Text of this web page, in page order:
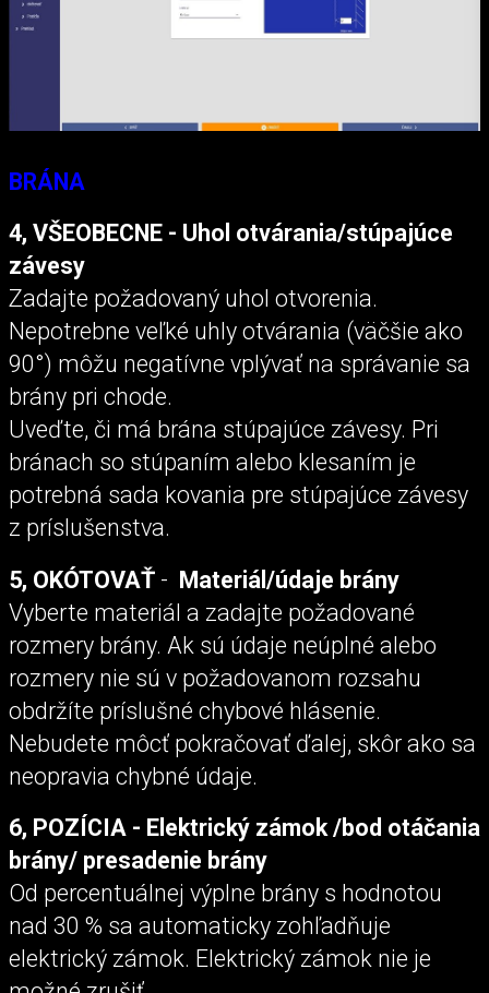
BRÁNA
4, VŠEOBECNE - Uhol otvárania/stúpajúce
závesy
Zadajte požadovaný uhol otvorenia.
Nepotrebne veľké uhly otvárania (väčšie ako
90°) môžu negatívne vplývať na správanie sa
brány pri chode.
Uveďte, či má brána stúpajúce závesy. Pri
bránach so stúpaním alebo klesaním je
potrebná sada kovania pre stúpajúce závesy
z príslušenstva.
5, OKÓTOVAŤ - Materiál/údaje brány
Vyberte materiál a zadajte požadované
rozmery brány. Ak sú údaje neúplné alebo
rozmery nie sú v požadovanom rozsahu
obdržíte príslušné chybové hlásenie.
Nebudete môcť pokračovať ďalej, skôr ako sa
neopravia chybné údaje.
6, POZÍCIA - Elektrický zámok /bod otáčania
brány/ presadenie brány
Od percentuálnej výplne brány s hodnotou
nad 30 % sa automaticky zohľadňuje
elektrický zámok. Elektrický zámok nie je